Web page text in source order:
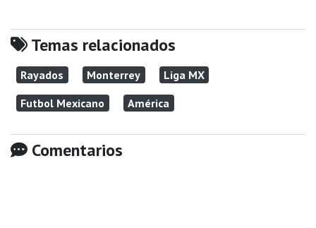
Temas relacionados
Rayados Monterrey
Liga MX
Futbol Mexicano
América
Comentarios